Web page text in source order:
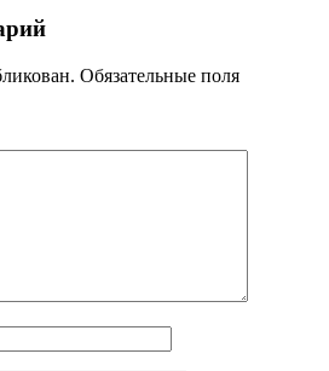
Обязательные поля